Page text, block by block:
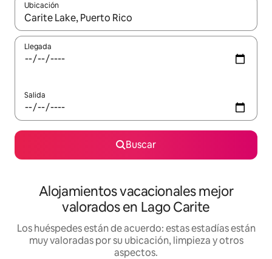
Ubicación
Cuando los resultados estén disponibles, navega con las
Llegada
Salida
Buscar
Alojamientos vacacionales mejor
valorados en Lago Carite
Los huéspedes están de acuerdo: estas estadías están
muy valoradas por su ubicación, limpieza y otros
aspectos.